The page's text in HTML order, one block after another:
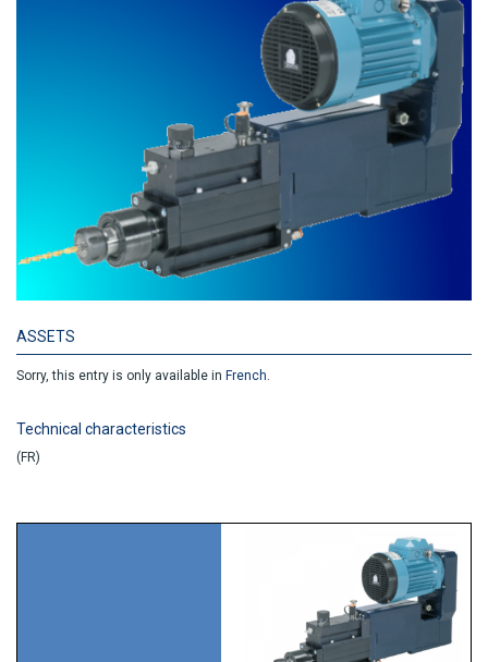
ASSETS
Sorry, this entry is only available in French.
Technical characteristics
(FR)